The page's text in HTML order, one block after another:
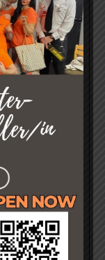
Für das
& Riegel -
Super
Fall eine
Liebling -